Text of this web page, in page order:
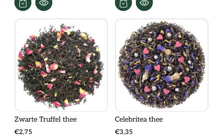
Zwarte Truffel thee
€2,75
Celebritea thee
€3,35